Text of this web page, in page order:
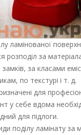
ламінованої
розподіл за
за класами
по текстурі і т. д.
для
у себе вдома
для підлоги.
поділу ламінату за